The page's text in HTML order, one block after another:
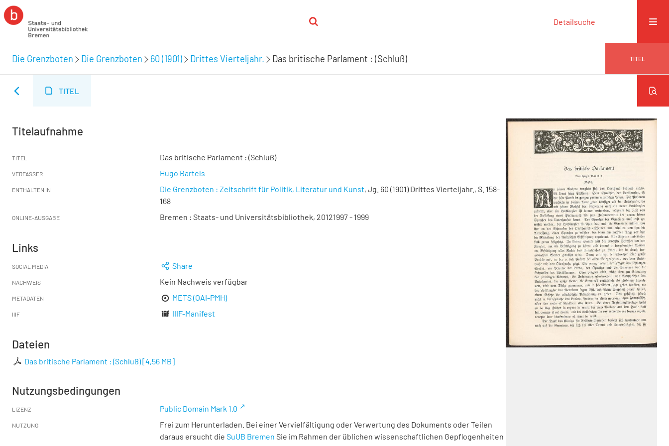
Detailsuche
Die Grenzboten Die Grenzboten 60 (1901) Drittes Vierteljahr. Das britische Parlament : (Schluß) TITEL
TITEL
Titelaufnahme
TITEL Das britische Parlament : (Schluß)
VERFASSER Hugo Bartels
ENTHALTEN IN Die Grenzboten : Zeitschrift für Politik, Literatur und Kunst, Jg. 60 (1901) Drittes Vierteljahr., S. 158-
168
ONLINE-AUSGABE Bremen : Staats- und Universitätsbibliothek, 20121997 - 1999
Links
SOCIAL MEDIA Share
NACHWEIS Kein Nachweis verfügbar
METADATEN METS (OAI-PMH)
IIIF IIIF-Manifest
Dateien
Das britische Parlament : (Schluß)[4,56 MB]
Nutzungsbedingungen
LIZENZ Public Domain Mark 1.0
NUTZUNG
Frei zum Herunterladen. Bei einer Vervielfältigung oder Verwertung des Dokuments oder Teilen
daraus ersucht die SuUB Bremen Sie im Rahmen der üblichen wissenschaftlichen Gepflogenheiten